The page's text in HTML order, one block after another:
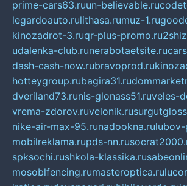
prime-cars63.ruun-believable.ru
legardoauto.rulithasa.rumuz-1.ru
kinozadrot-3.ruqr-plus-promo.ru
udalenka-club.runerabotaetsite.ru
dash-cash-now.rubravoprod.ru
hotteygroup.rubagira31.ru
dveriland73.runis-glonass51.ruveles-
vrema-zdorov.ruvelonik.ru
nike-air-max-95.runadookna.rulubov-
mobilreklama.rupds-nn.ru
spksochi.rushkola-klassika.ru
mosoblfencing.rumasteroptica.ru